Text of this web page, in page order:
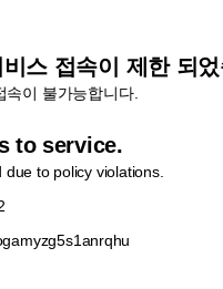
스 접속이 제한 되
이 불가능합니다.
to service.
to policy violations.